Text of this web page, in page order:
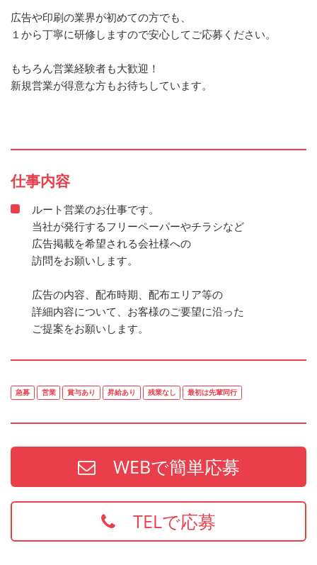
広告や印刷の業界が初めての方でも、
１から丁寧に研修しますので安心してご応募ください。
もちろん営業経験者も大歓迎！
新規営業が得意な方もお待ちしています。
仕事内容
ルート営業のお仕事です。
当社が発行するフリーペーパーやチラシなど
広告掲載を希望される会社様への
訪問をお願いします。
広告の内容、配布時期、配布エリア等の
詳細内容について、お客様のご要望に沿った
ご提案をお願いします。
急募 営業 賞与あり 昇給あり 残業なし 最初は先輩同行
WEBで簡単応募
TELで応募